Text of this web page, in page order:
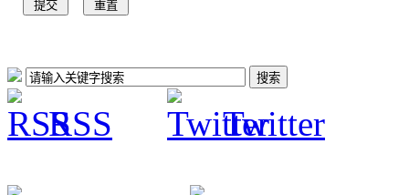
RSS Twitter